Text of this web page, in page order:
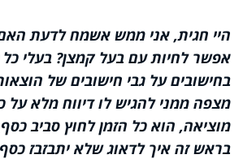
היי חגית, אני ממש אשמח לדעת
אפשר לחיות עם בעל קמצן? בעלי
בחישובים על גבי חישובים של
מצפה ממני להגיש לו דיווח מלא על
מוציאה, הוא כל הזמן לחוץ סביב
בראש זה איך לדאוג שלא יתבזבז